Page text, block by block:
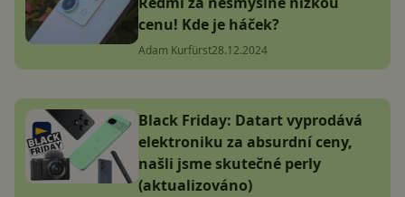
cenu! Kde je háček?
Adam Kurfürst28.12.2024
Black Friday: Datart vyprodává
elektroniku za absurdní ceny,
našli jsme skutečné perly
(aktualizováno)